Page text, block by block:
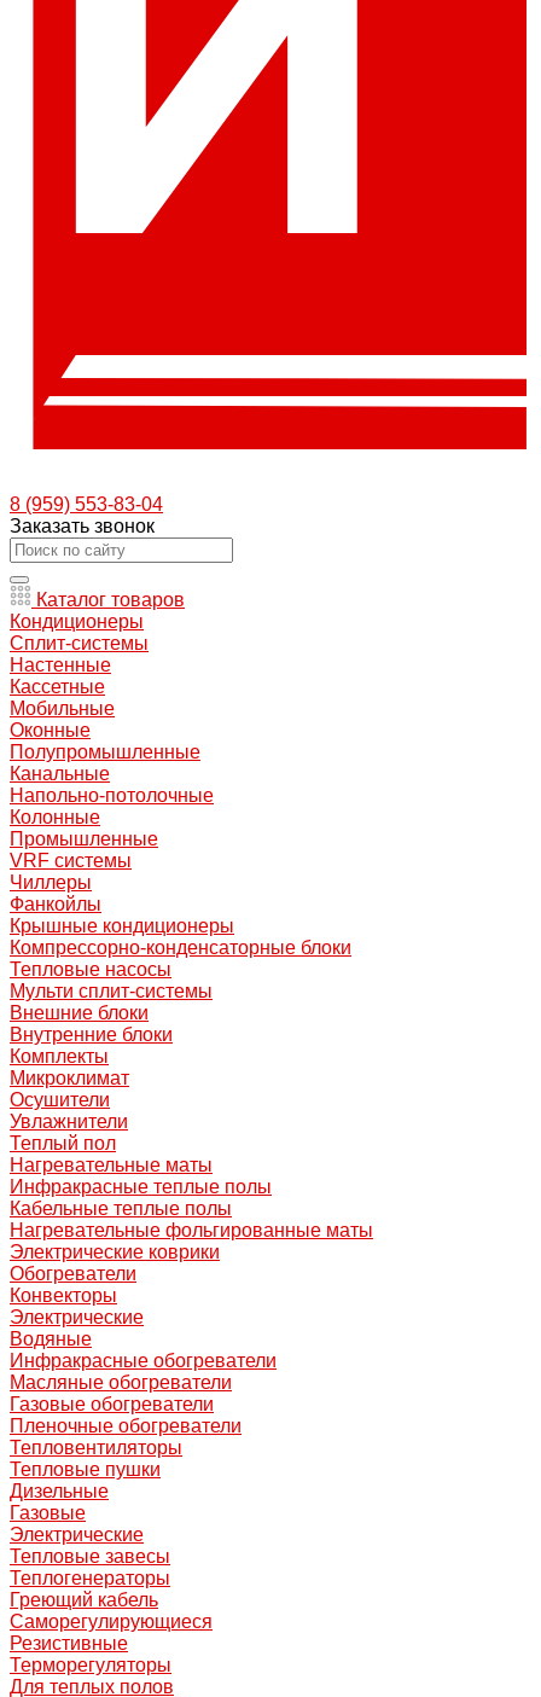
8 (959) 553-83-04
Заказать звонок
Каталог товаров
Кондиционеры
Сплит-системы
Настенные
Кассетные
Мобильные
Оконные
Полупромышленные
Канальные
Напольно-потолочные
Колонные
Промышленные
VRF системы
Чиллеры
Фанкойлы
Крышные кондиционеры
Компрессорно-конденсаторные блоки
Тепловые насосы
Мульти сплит-системы
Внешние блоки
Внутренние блоки
Комплекты
Микроклимат
Осушители
Увлажнители
Теплый пол
Нагревательные маты
Инфракрасные теплые полы
Кабельные теплые полы
Нагревательные фольгированные маты
Электрические коврики
Обогреватели
Конвекторы
Электрические
Водяные
Инфракрасные обогреватели
Масляные обогреватели
Газовые обогреватели
Пленочные обогреватели
Тепловентиляторы
Тепловые пушки
Дизельные
Газовые
Электрические
Тепловые завесы
Теплогенераторы
Греющий кабель
Саморегулирующиеся
Резистивные
Терморегуляторы
Для теплых полов